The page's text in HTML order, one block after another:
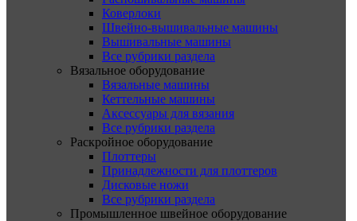
Коверлоки
Швейно-вышивальные машины
Вышивальные машины
Все рубрики раздела
Вязальное оборудование
Вязальные машины
Кеттельные машины
Аксессуары для вязания
Все рубрики раздела
Раскройное оборудование
Плоттеры
Принадлежности для плоттеров
Дисковые ножи
Все рубрики раздела
Промышленное швейное оборудование